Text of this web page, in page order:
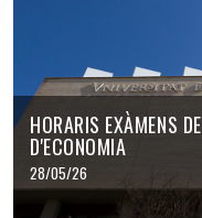
HORARIS EXÀMENS
D'ECONOMIA
28/05/26